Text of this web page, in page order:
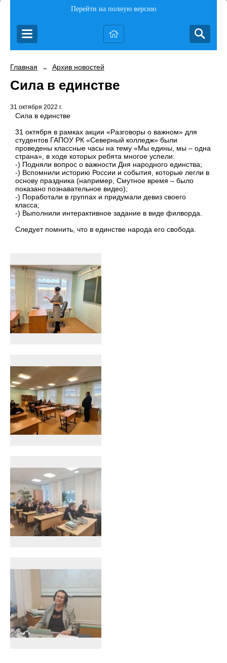
Перейти на полную версию
Главная → Архив новостей
Сила в единстве
31 октября 2022 г.
Сила в единстве
31 октября в рамках акции «Разговоры о важном» для
студентов ГАПОУ РК «Северный колледж» были
проведены классные часы на тему «Мы едины, мы – одна
страна», в ходе которых ребята многое успели:
-) Подняли вопрос о важности Дня народного единства;
-) Вспомнили историю России и события, которые легли в
основу праздника (например, Смутное время – было
показано познавательное видео);
-) Поработали в группах и придумали девиз своего
класса;
-) Выполнили интерактивное задание в виде филворда.
Следует помнить, что в единстве народа его свобода.